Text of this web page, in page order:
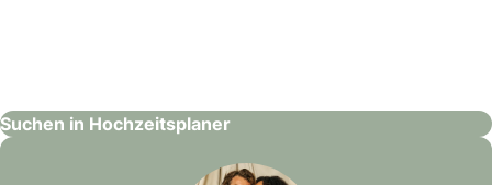
Suchen in Hochzeitsplaner